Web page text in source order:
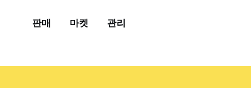
판매 마켓 관리